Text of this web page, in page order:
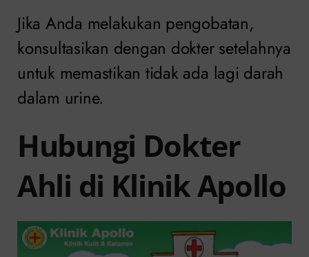
Jika Anda melakukan pengobatan,
konsultasikan dengan dokter setelahnya
untuk memastikan tidak ada lagi darah
dalam urine.
Hubungi Dokter
Ahli di Klinik Apollo